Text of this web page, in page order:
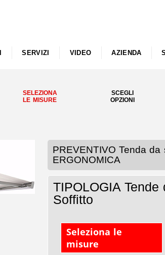
SERVIZI VIDEO AZIENDA
SELEZIONA
LE MISURE
SCEGLI
OPZIONI
PREVENTIVO Tenda
ERGONOMICA
TIPOLOGIA
Soffitto
Seleziona le
misure